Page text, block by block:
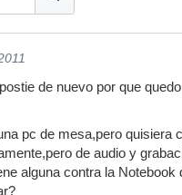
de nuevo por que
pc de mesa,pero quisiera
de audio y
alguna contra la